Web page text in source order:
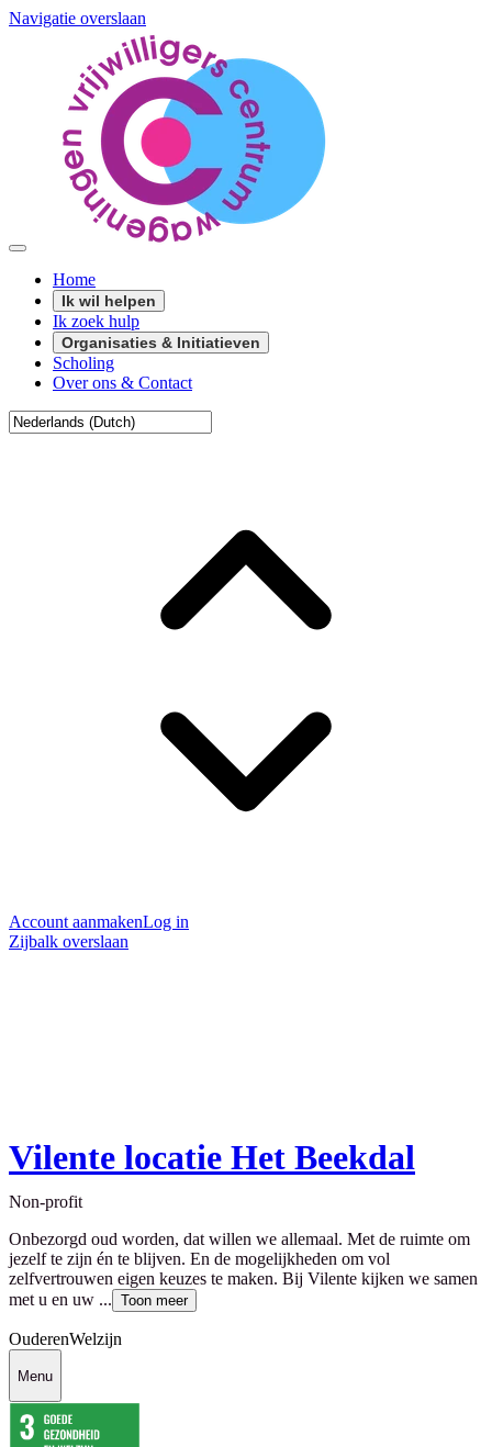
Navigatie overslaan
Home
Ik wil helpen
Ik zoek hulp
Organisaties & Initiatieven
Scholing
Over ons & Contact
Account aanmakenLog in
Zijbalk overslaan
Vilente locatie Het Beekdal
Non-profit
Onbezorgd oud worden, dat willen we allemaal. Met de ruimte om
jezelf te zijn én te blijven. En de mogelijkheden om vol
zelfvertrouwen eigen keuzes te maken. Bij Vilente kijken we samen
met u en uw ... Toon meer
OuderenWelzijn
Menu